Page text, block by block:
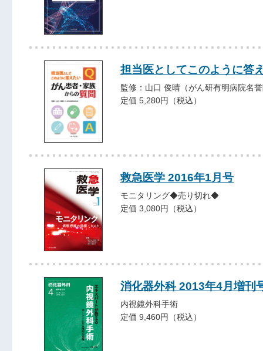
担当医としてこのように答
監修：山口 俊晴（がん研有明病院名
定価 5,280円（税込）
救急医学 2016年1月号
モニタリング◆売り切れ◆
定価 3,080円（税込）
消化器外科 2013年4月増刊
内視鏡外科手術
定価 9,460円（税込）